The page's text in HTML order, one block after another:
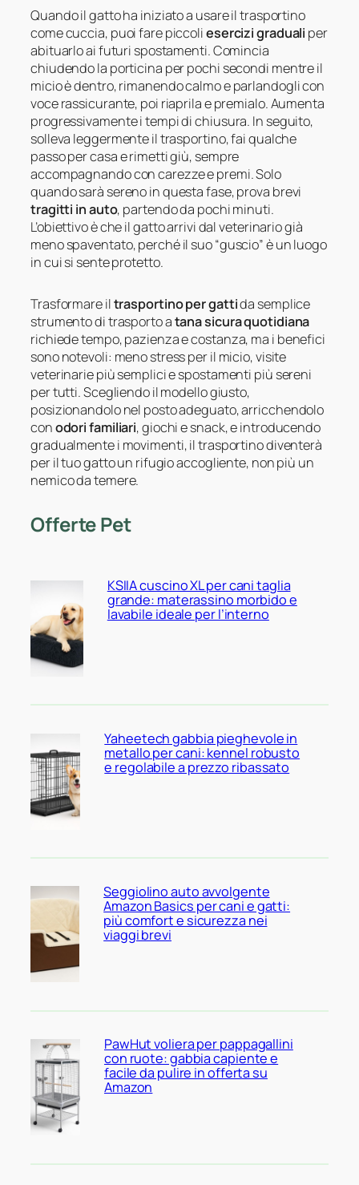
Quando il gatto ha iniziato a usare il trasportino
come cuccia, puoi fare piccoliesercizi graduali per
abituarlo ai futuri spostamenti. Comincia
chiudendo la porticina per pochi secondi mentre il
micio è dentro, rimanendo calmo e parlandogli con
voce rassicurante, poi riaprila e premialo. Aumenta
progressivamente i tempi di chiusura. In seguito,
solleva leggermente il trasportino, fai qualche
passo per casa e rimetti giù, sempre
accompagnando con carezze e premi. Solo
quando sarà sereno in questa fase, prova brevi
tragitti in auto, partendo da pochi minuti.
L’obiettivo è che il gatto arrivi dal veterinario già
meno spaventato, perché il suo “guscio” è un luogo
in cui si sente protetto.
Trasformare iltrasportino per gattida semplice
strumento di trasporto atana sicura quotidiana
richiede tempo, pazienza e costanza, ma i benefici
sono notevoli: meno stress per il micio, visite
veterinarie più semplici e spostamenti più sereni
per tutti. Scegliendo il modello giusto,
posizionandolo nel posto adeguato, arricchendolo
conodori familiari, giochi e snack, e introducendo
gradualmente i movimenti, il trasportino diventerà
per il tuo gatto un rifugio accogliente, non più un
nemico da temere.
Offerte Pet
KSIIA cuscino XL per cani taglia
grande: materassino morbido e
lavabile ideale per l’interno
Yaheetech gabbia pieghevole in
metallo per cani: kennel robusto
e regolabile a prezzo ribassato
Seggiolino auto avvolgente
Amazon Basics per cani e gatti:
più comfort e sicurezza nei
viaggi brevi
PawHut voliera per pappagallini
con ruote: gabbia capiente e
facile da pulire in offerta su
Amazon